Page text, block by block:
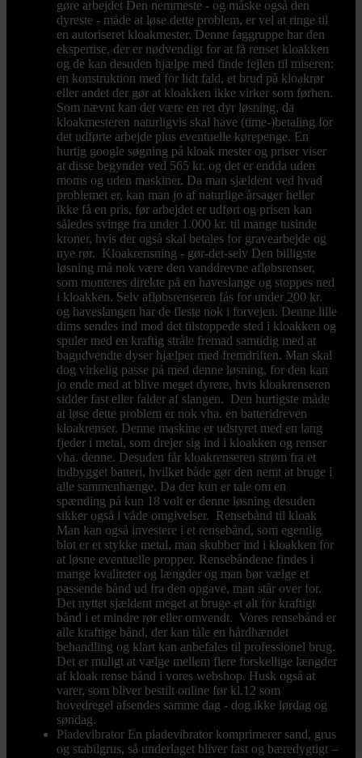
gøre arbejdet Den nemmeste - og måske også den
dyreste - måde at løse dette problem, er vel at ringe til
en autoriseret kloakmester. Denne faggruppe har den
ekspertise, der er nødvendigt for at få renset kloakken
og de kan desuden hjælpe med finde fejlen til miseren:
en konstruktion med for lidt fald, et brud på kloakrør
eller andet der gør at kloakken ikke virker som førhen.
Som nævnt kan det være en ret dyr løsning, da
kloakmesteren naturligvis skal have (time-)betaling for
det udførte arbejde plus eventuelle kørepenge. En
hurtig google søgning på kloak mester og priser viser
at disse begynder ved 565 kr. og det er endda uden
moms og uden maskiner. Da man sjældent ved hvad
problemet er, kan man jo af naturlige årsager heller
ikke få en pris, før arbejdet er udført og prisen kan
således svinge fra under 1.000 kr. til mange tusinde
kroner, hvis der også skal betales for gravearbejde og
nye rør. Kloakrensning - gør-det-selv Den billigste
løsning må nok være den vanddrevne afløbsrenser,
som monteres direkte på en haveslange og stoppes ned
i kloakken. Selv afløbsrenseren fås for under 200 kr.
og haveslangen har de fleste nok i forvejen. Denne lille
dims sendes ind mod det tilstoppede sted i kloakken og
spuler med en kraftig stråle fremad samtidig med at
bagudvendte dyser hjælper med fremdriften. Man skal
dog virkelig passe på med denne løsning, for den kan
jo ende med at blive meget dyrere, hvis kloakrenseren
sidder fast eller falder af slangen. Den hurtigste måde
at løse dette problem er nok vha. en batteridreven
kloakrenser. Denne maskine er udstyret med en lang
fjeder i metal, som drejer sig ind i kloakken og renser
vha. denne. Desuden får kloakrenseren strøm fra et
indbygget batteri, hvilket både gør den nemt at bruge i
alle sammenhænge. Da der kun er tale om en
spænding på kun 18 volt er denne løsning desuden
sikker også i våde omgivelser. Rensebånd til kloak
Man kan også investere i et rensebånd, som egentlig
blot er et stykke metal, man skubber ind i kloakken for
at løsne eventuelle propper. Rensebåndene findes i
mange kvaliteter og længder og man bør vælge et
passende bånd ud fra den opgave, man står over for.
Det nyttet sjældent meget at bruge et alt for kraftigt
bånd i et mindre rør eller omvendt. Vores rensebånd er
alle kraftige bånd, der kan tåle en hårdhændet
behandling og klart kan anbefales til professionel brug.
Det er muligt at vælge mellem flere forskellige længder
af kloak rense bånd i vores webshop. Husk også at
varer, som bliver bestilt online før kl.12 som
hovedregel afsendes samme dag - dog ikke lørdag og
søndag.
Pladevibrator En pladevibrator komprimerer sand, grus
og stabilgrus, så underlaget bliver fast og bæredygtigt –